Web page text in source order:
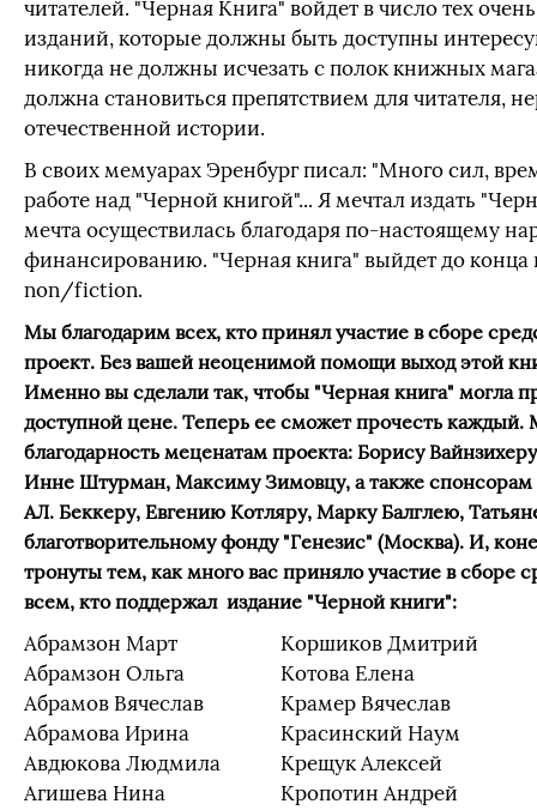
читателей. "Черная Книга" войдет в число тех
изданий, которые должны быть доступны
никогда не должны исчезать с полок книжных
должна становиться препятствием для читателя,
отечественной истории.
В своих мемуарах Эренбург писал: "Много сил,
работе над "Черной книгой"... Я мечтал издать
мечта осуществилась благодаря по-настоящему
финансированию. "Черная книга" выйдет до конца
non/fiction.
Мы благодарим всех, кто принял участие в сборе
проект. Без вашей неоценимой помощи выход этой
Именно вы сделали так, чтобы "Черная книга" могла
доступной цене. Теперь ее сможет прочесть
благодарность меценатам проекта: Борису
Инне Штурман, Максиму Зимовцу, а также спонсорам
АЛ. Беккеру, Евгению Котляру, Марку Балглею,
благотворительному фонду "Генезис" (Москва). И,
тронуты тем, как много вас приняло участие в сборе
всем, кто поддержал издание "Черной книги":
Абрамзон Март
Абрамзон Ольга
Абрамов Вячеслав
Абрамова Ирина
Авдюкова Людмила
Агишева Нина
Коршиков Дмитрий
Котова Елена
Крамер Вячеслав
Красинский Наум
Крещук Алексей
Кропотин Андрей